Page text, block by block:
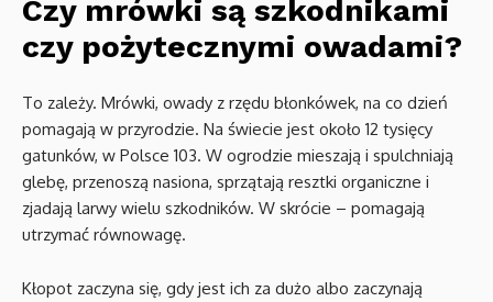
Czy mrówki są szkodnikami
czy pożytecznymi owadami?
To zależy. Mrówki, owady z rzędu błonkówek, na co dzień
pomagają w przyrodzie. Na świecie jest około 12 tysięcy
gatunków, w Polsce 103. W ogrodzie mieszają i spulchniają
glebę, przenoszą nasiona, sprzątają resztki organiczne i
zjadają larwy wielu szkodników. W skrócie – pomagają
utrzymać równowagę.
Kłopot zaczyna się, gdy jest ich za dużo albo zaczynają